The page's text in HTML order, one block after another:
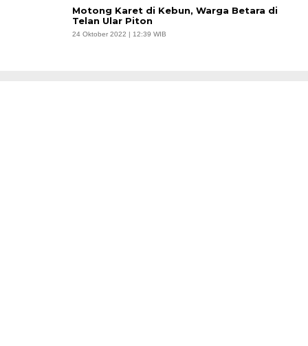
Motong Karet di Kebun, Warga Betara di
Telan Ular Piton
24 Oktober 2022 | 12:39 WIB